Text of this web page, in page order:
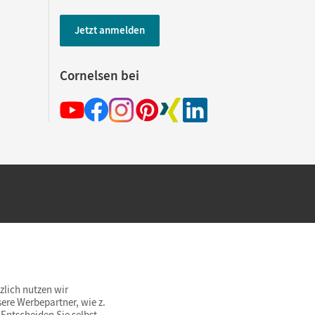
Jetzt anmelden
Cornelsen bei
innerhalb Deutschlands
nutzen wir
Werbepartner, wie z.